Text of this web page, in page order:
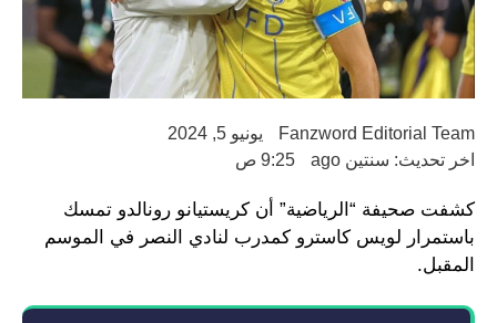
Fanzword Editorial Team
يونيو 5, 2024
اخر تحديث: سنتين ago
9:25 ص
كشفت صحيفة “الرياضية” أن كريستيانو رونالدو تمسك
باستمرار لويس كاسترو كمدرب لنادي النصر في الموسم
المقبل.